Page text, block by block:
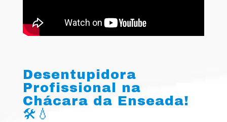
Desentupidora
Profissional na
Chácara da Enseada!
🛠️💧